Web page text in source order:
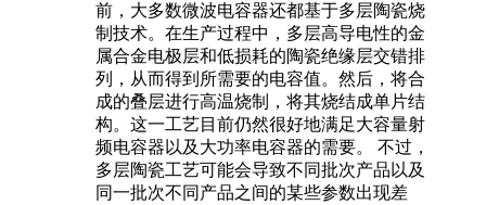
前，大多数微波电容器还都基于多层陶瓷烧
制技术。在生产过程中，多层高导电性的金
属合金电极层和低损耗的陶瓷绝缘层交错排
列，从而得到所需要的电容值。然后，将合
成的叠层进行高温烧制，将其烧结成单片结
构。这一工艺目前仍然很好地满足大容量射
频电容器以及大功率电容器的需要。 不过，
多层陶瓷工艺可能会导致不同批次产品以及
同一批次不同产品之间的某些参数出现差